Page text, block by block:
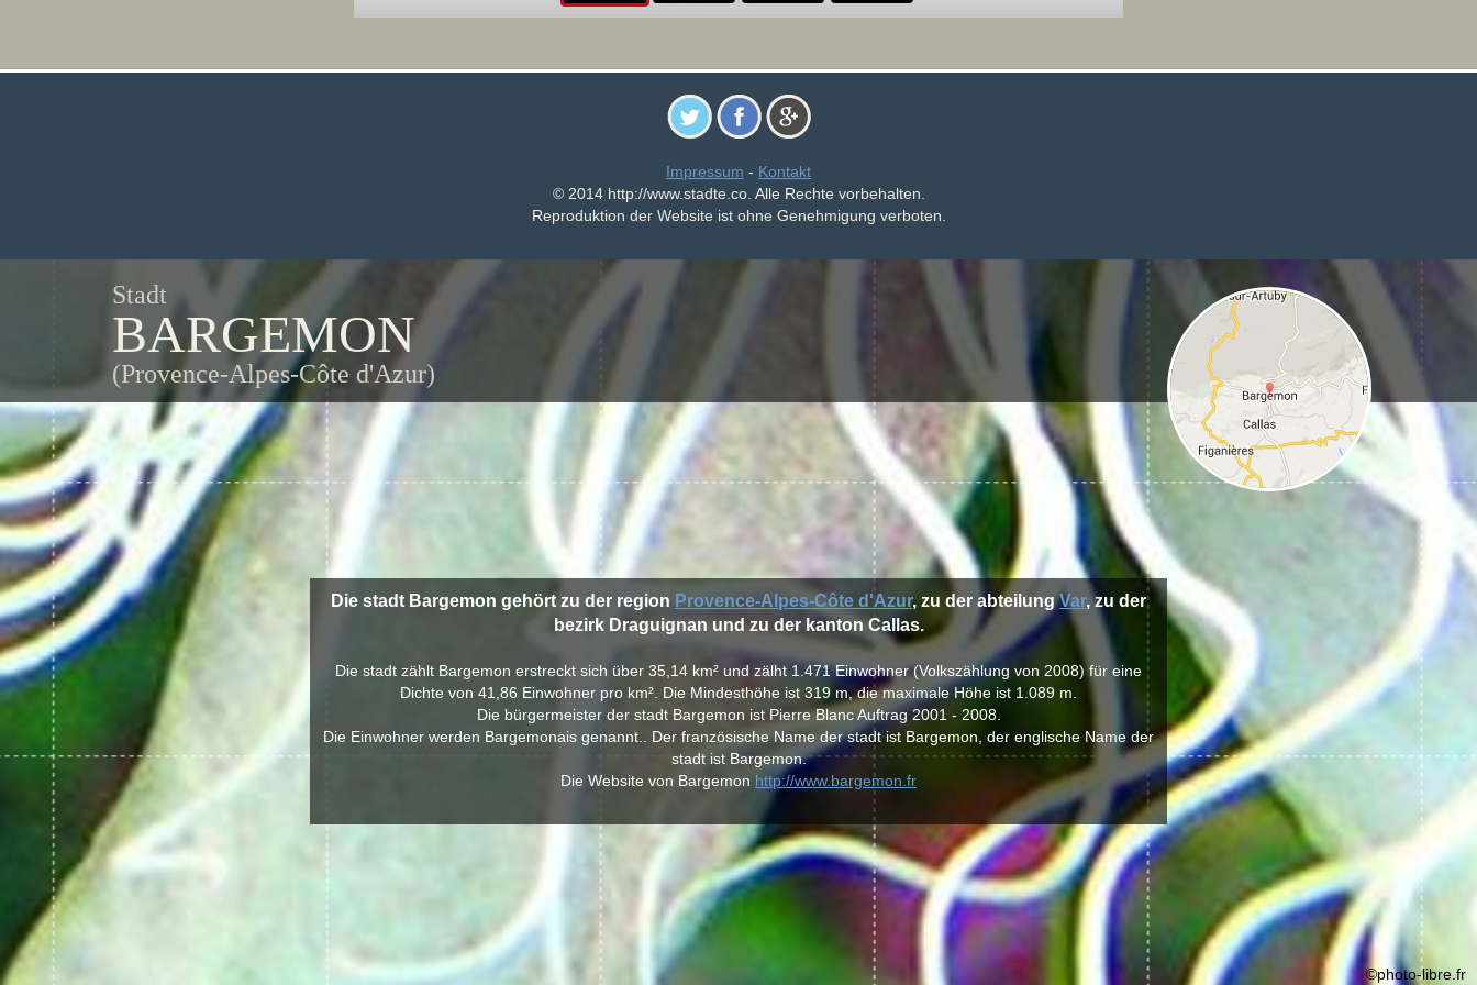
Impressum - Kontakt
© 2014 http://www.stadte.co. Alle Rechte vorbehalten.
Reproduktion der Website ist ohne Genehmigung verboten.
Stadt
BARGEMON
(Provence-Alpes-Côte d'Azur)
Die stadt Bargemon gehört zu der region Provence-Alpes-Côte d'Azur, zu der abteilungVar, zu der
bezirk Draguignan und zu der kanton Callas.
Die stadt zählt Bargemon erstreckt sich über 35,14 km² und zälht 1.471 Einwohner (Volkszählung von 2008) für eine
Dichte von 41,86 Einwohner pro km². Die Mindesthöhe ist 319 m, die maximale Höhe ist 1.089 m.
Die bürgermeister der stadt Bargemon ist Pierre Blanc Auftrag 2001 - 2008.
Die Einwohner werden Bargemonais genannt.. Der französische Name der stadt ist Bargemon, der englische Name der
stadt ist Bargemon.
Die Website von Bargemon http://www.bargemon.fr
©photo-libre.fr